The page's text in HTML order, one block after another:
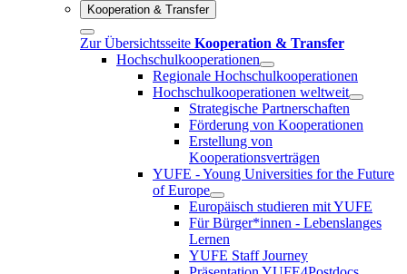
Kooperation & Transfer
Zur Übersichtsseite Kooperation & Transfer
Hochschulkooperationen
Regionale Hochschulkooperationen
Hochschulkooperationen weltweit
Strategische Partnerschaften
Förderung von Kooperationen
Erstellung von
Kooperationsverträgen
YUFE - Young Universities for the Future
of Europe
Europäisch studieren mit YUFE
Für Bürger*innen - Lebenslanges
Lernen
YUFE Staff Journey